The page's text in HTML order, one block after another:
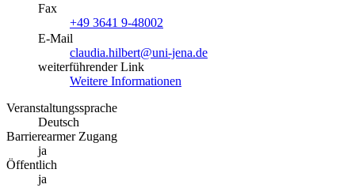
Fax
+49 3641 9-48002
E-Mail
claudia.hilbert@uni-jena.de
weiterführender Link
Weitere Informationen
Veranstaltungssprache
Deutsch
Barrierearmer Zugang
ja
Öffentlich
ja